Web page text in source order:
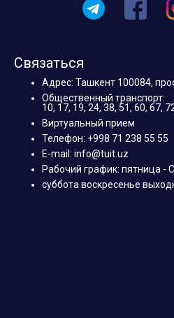
Связаться
Адрес: Ташкент 100084,
Общественный транспорт:
10, 17, 19, 24, 38, 51, 60, 67,
Виртуальный прием
Телефон: +998 71 238 55 55
E-mail: info@tuit.uz
Рабочий график: пятница -
суббота воскресенье